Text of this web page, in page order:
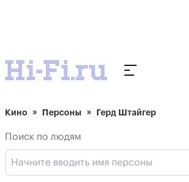
Кино Персоны Герд Штайгер
Поиск по людям